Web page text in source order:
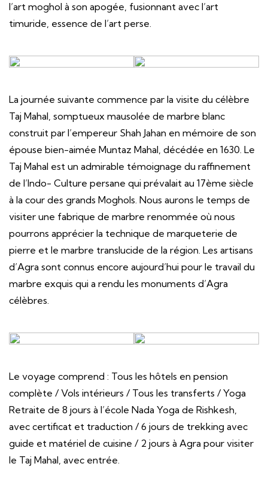
l’art moghol à son apogée, fusionnant avec l’art
timuride, essence de l’art perse.
La journée suivante commence par la visite du célèbre
Taj Mahal, somptueux mausolée de marbre blanc
construit par l’empereur Shah Jahan en mémoire de son
épouse bien-aimée Muntaz Mahal, décédée en 1630. Le
Taj Mahal est un admirable témoignage du raffinement
de l’Indo- Culture persane qui prévalait au 17ème siècle
à la cour des grands Moghols. Nous aurons le temps de
visiter une fabrique de marbre renommée où nous
pourrons apprécier la technique de marqueterie de
pierre et le marbre translucide de la région. Les artisans
d’Agra sont connus encore aujourd’hui pour le travail du
marbre exquis qui a rendu les monuments d’Agra
célèbres.
Le voyage comprend : Tous les hôtels en pension
complète / Vols intérieurs / Tous les transferts / Yoga
Retraite de 8 jours à l’école Nada Yoga de Rishkesh,
avec certificat et traduction / 6 jours de trekking avec
guide et matériel de cuisine / 2 jours à Agra pour visiter
le Taj Mahal, avec entrée.